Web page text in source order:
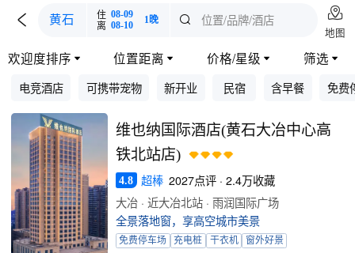
 黄石 住 08-09
离 08-10 1晚  位置/品牌/酒店 
地图
欢迎度排序  位置距离  价格/星级  筛选 
电竞酒店 可携带宠物 新开业 民宿 含早餐 免费
维也纳国际酒店(黄石大冶中心高
铁北站店)
4.8 超棒 2027点评 · 2.4万收藏
大冶 · 近大冶北站 · 雨润国际广场
全景落地窗，享高空城市美景
免费停车场 充电桩 干衣机
窗外好景